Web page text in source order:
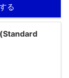
る
(Standard